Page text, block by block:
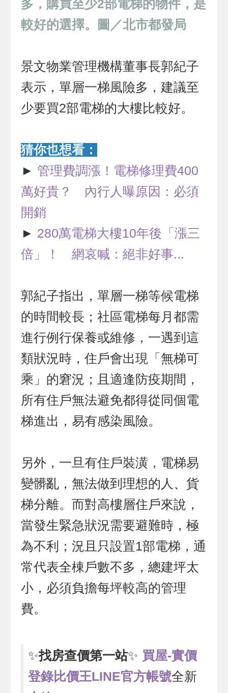
多，購買至少2部電梯的物件，是
較好的選擇。圖／北市都發局
景文物業管理機構董事長郭紀子
表示，單層一梯風險多，建議至
少要買2部電梯的大樓比較好。
猜你也想看：
► 管理費調漲！電梯修理費400
萬好貴？ 內行人曝原因：必須
開銷
► 280萬電梯大樓10年後「漲三
倍」！ 網哀喊：絕非好事...
郭紀子指出，單層一梯等候電梯
的時間較長；社區電梯每月都需
進行例行保養或維修，一遇到這
類狀況時，住戶會出現「無梯可
乘」的窘況；且適逢防疫期間，
所有住戶無法避免都得從同個電
梯進出，易有感染風險。
另外，一旦有住戶裝潢，電梯易
變髒亂，無法做到理想的人、貨
梯分離。而對高樓層住戶來說，
當發生緊急狀況需要避難時，極
為不利；況且只設置1部電梯，通
常代表全棟戶數不多，總建坪太
小，必須負擔每坪較高的管理
費。
✨找房查價第一站✨ 買屋-實價
登錄比價王LINE官方帳號全新